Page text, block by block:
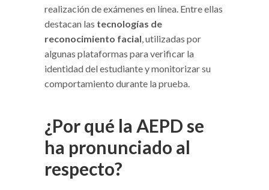
realización de exámenes en línea. Entre ellas
destacan las tecnologías de
reconocimiento facial, utilizadas por
algunas plataformas para verificar la
identidad del estudiante y monitorizar su
comportamiento durante la prueba.
¿Por qué la AEPD se
ha pronunciado al
respecto?